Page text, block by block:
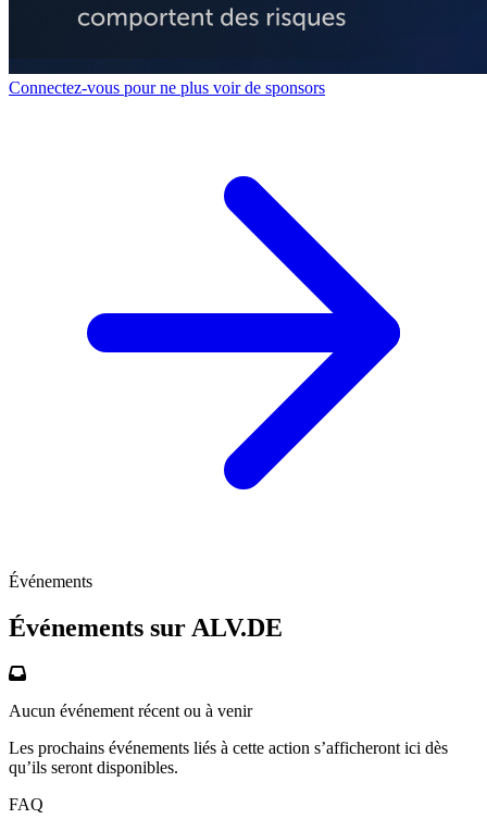
Connectez-vous pour ne plus voir de sponsors
Événements
Événements sur ALV.DE
Aucun événement récent ou à venir
Les prochains événements liés à cette action s’afficheront ici dès
qu’ils seront disponibles.
FAQ